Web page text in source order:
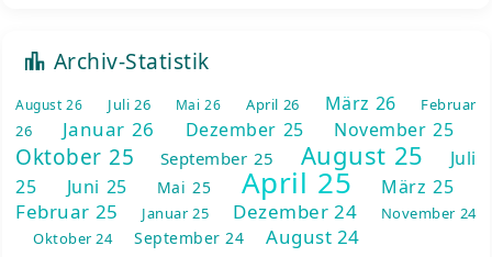
Archiv-Statistik
August 26 Juli 26 Mai 26 April 26 März 26
Februar
26
Januar 26 Dezember 25 November 25
Oktober 25 September 25 August 25
Juli
25
Juni 25 Mai 25 April 25 März 25
Februar 25 Januar 25 Dezember 24
November 24
Oktober 24
September 24 August 24